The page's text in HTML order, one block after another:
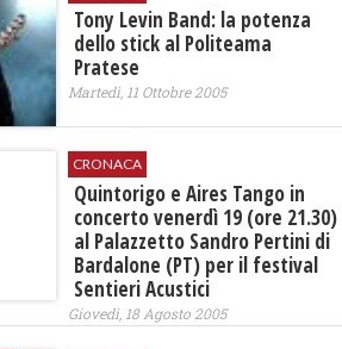
Tony Levin Band: la potenza
dello stick al Politeama
Pratese
Martedì, 11 Ottobre 2005
CRONACA
Quintorigo e Aires Tango in
concerto venerdì 19 (ore 21.30)
al Palazzetto Sandro Pertini di
Bardalone (PT) per il festival
Sentieri Acustici
Giovedì, 18 Agosto 2005